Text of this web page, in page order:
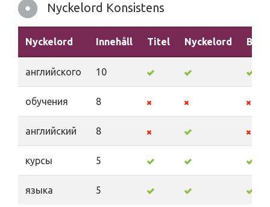
Nyckelord Konsistens
Nyckelord Innehåll Titel Nyckelord
английского 10
обучения 8
английский 8
курсы 5
языка 5